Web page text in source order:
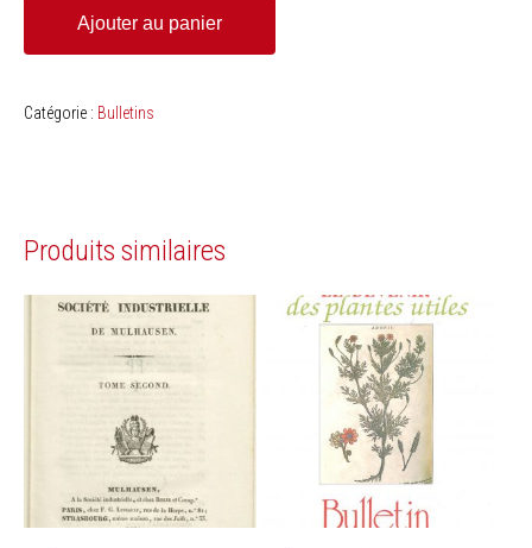
Ajouter au panier
Catégorie : Bulletins
Produits similaires